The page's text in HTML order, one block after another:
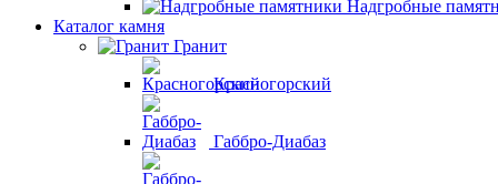
Надгробные
Каталог камня
Гранит
Красногорский
Габбро-Диабаз